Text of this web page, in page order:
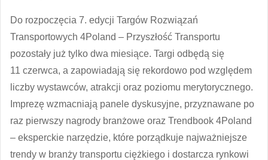
Do rozpoczęcia 7. edycji Targów Rozwiązań
Transportowych 4Poland – Przyszłość Transportu
pozostały już tylko dwa miesiące. Targi odbędą się
11 czerwca, a zapowiadają się rekordowo pod względem
liczby wystawców, atrakcji oraz poziomu merytorycznego.
Imprezę wzmacniają panele dyskusyjne, przyznawane po
raz pierwszy nagrody branżowe oraz Trendbook 4Poland
– eksperckie narzędzie, które porządkuje najważniejsze
trendy w branży transportu ciężkiego i dostarcza rynkowi